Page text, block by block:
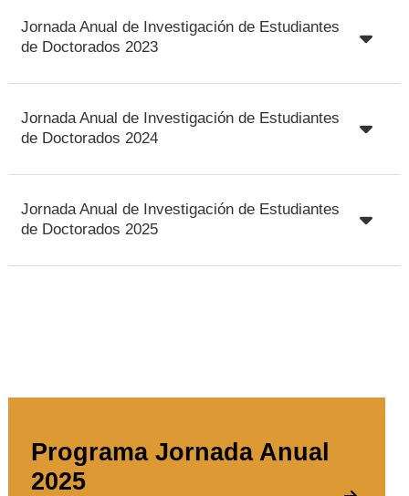
Jornada Anual de Investigación de Estudiantes
de Doctorados 2023
Jornada Anual de Investigación de Estudiantes
de Doctorados 2024
Jornada Anual de Investigación de Estudiantes
de Doctorados 2025
Programa Jornada Anual
2025